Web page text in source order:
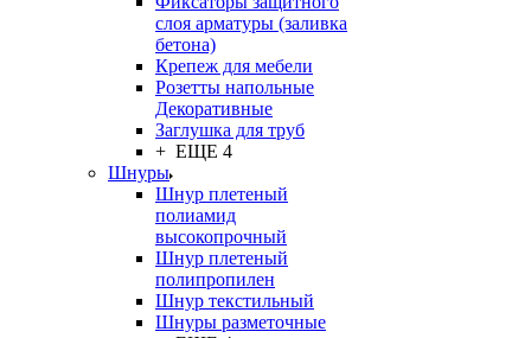
слоя арматуры (заливка
бетона)
Крепеж для мебели
Розетты напольные
Декоративные
Заглушка для труб
+ ЕЩЕ 4
Шнуры
Шнур плетеный
полиамид
высокопрочный
Шнур плетеный
полипропилен
Шнур текстильный
Шнуры разметочные